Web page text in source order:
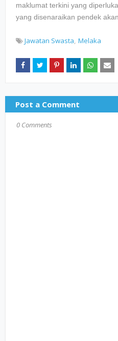
maklumat terkini yang
yang disenaraikan pendek
Jawatan Swasta Melaka
Post a Comment
0 Comments